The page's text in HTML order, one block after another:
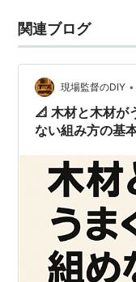
関連ブログ
現場監督のDIY •
📐 木材と木材が
ない組み方の基